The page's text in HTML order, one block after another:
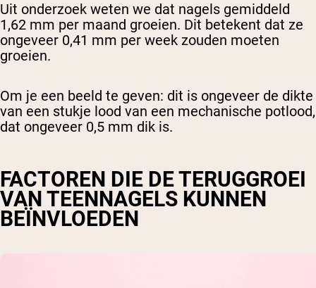
Uit onderzoek weten we dat nagels gemiddeld
1,62 mm per maand groeien. Dit betekent dat ze
ongeveer 0,41 mm per week zouden moeten
groeien.
Om je een beeld te geven: dit is ongeveer de dikte
van een stukje lood van een mechanische potlood,
dat ongeveer 0,5 mm dik is.
FACTOREN DIE DE TERUGGROEI
VAN TEENNAGELS KUNNEN
BEÏNVLOEDEN